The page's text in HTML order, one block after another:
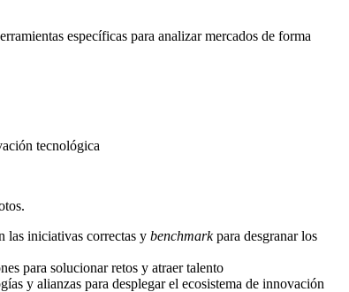
específicas para analizar mercados de forma
tecnológica
las iniciativas correctas y benchmarkpara desgranar los
para solucionar retos y atraer talento
y alianzas para desplegar el ecosistema de innovación